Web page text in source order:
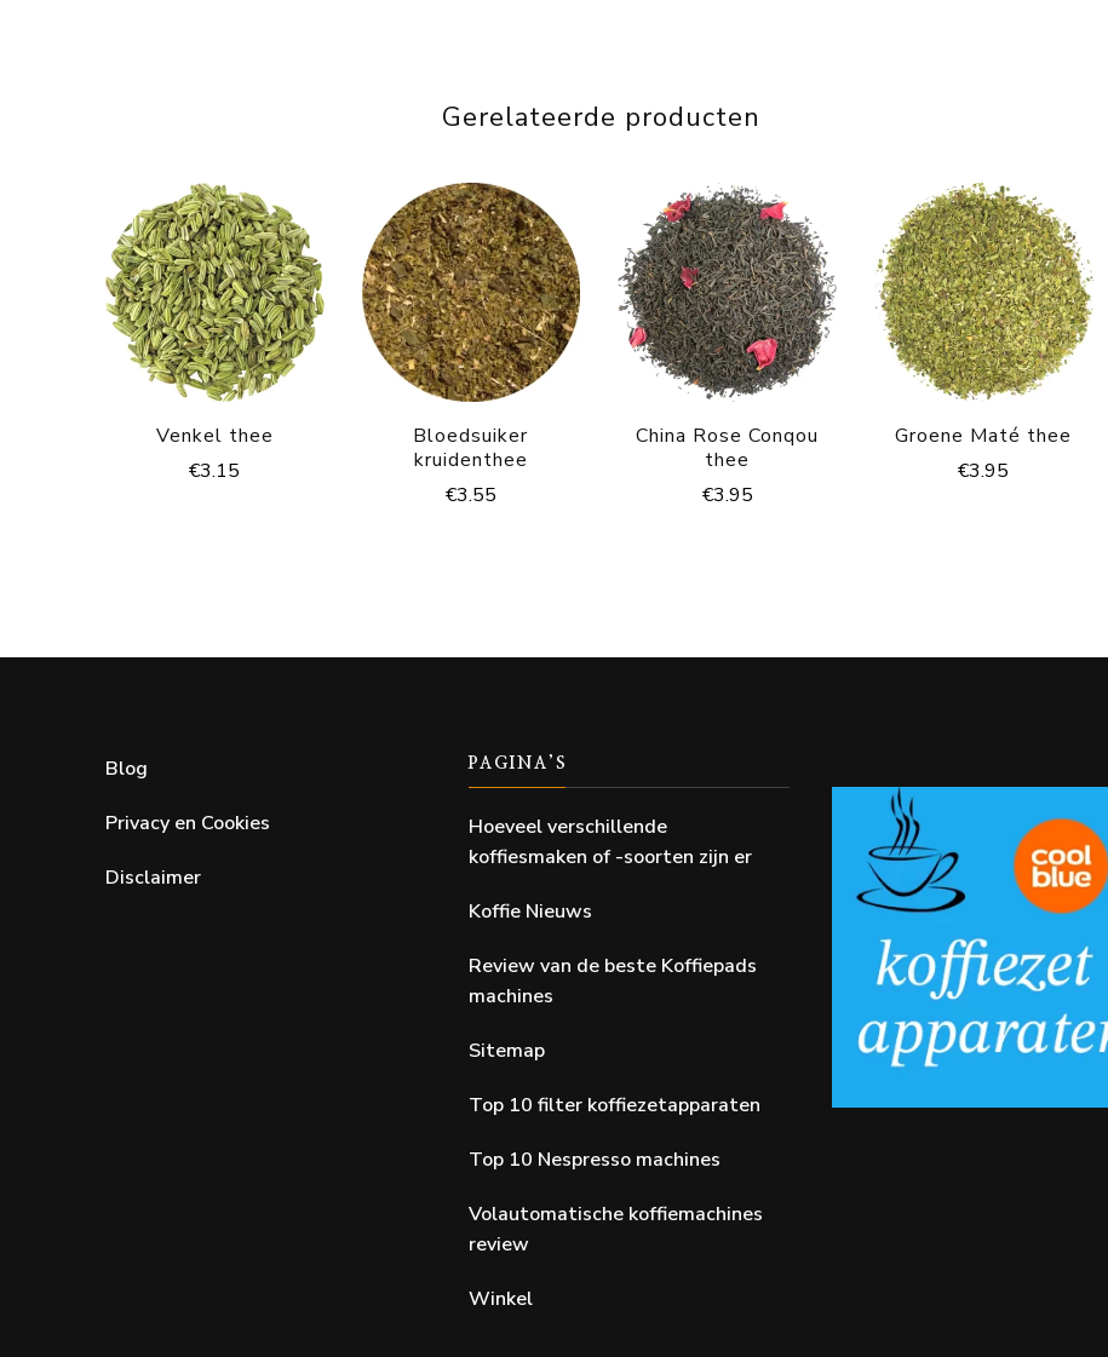
Gerelateerde producten
Venkel thee
€3.15
Bloedsuiker
kruidenthee
€3.55
China Rose Conqou
thee
€3.95
Groene Maté thee
€3.95
Blog
Privacy en Cookies
Disclaimer
PAGINA’S
Hoeveel verschillende
koffiesmaken of -soorten zijn er
Koffie Nieuws
Review van de beste Koffiepads
machines
Sitemap
Top 10 filter koffiezetapparaten
Top 10 Nespresso machines
Volautomatische koffiemachines
review
Winkel